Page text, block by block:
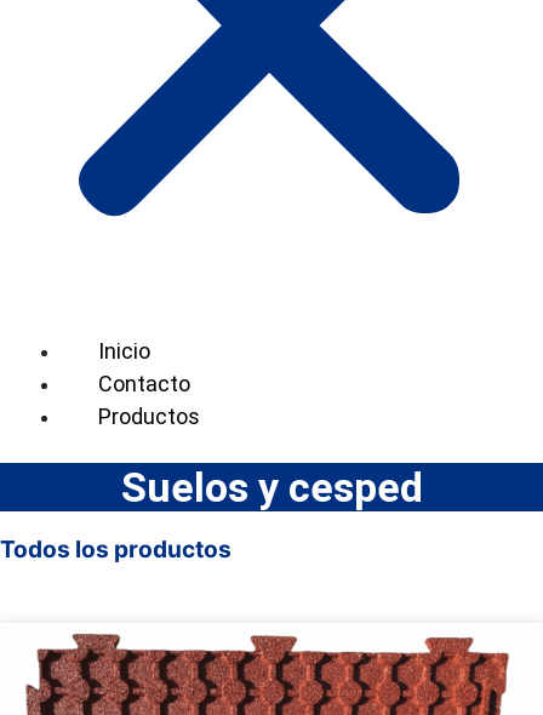
Inicio
Contacto
Productos
Suelos y cesped
Todos los productos